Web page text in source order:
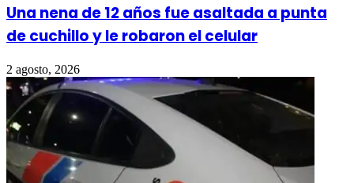
Una nena de 12 años fue asaltada a punta
de cuchillo y le robaron el celular
2 agosto, 2026